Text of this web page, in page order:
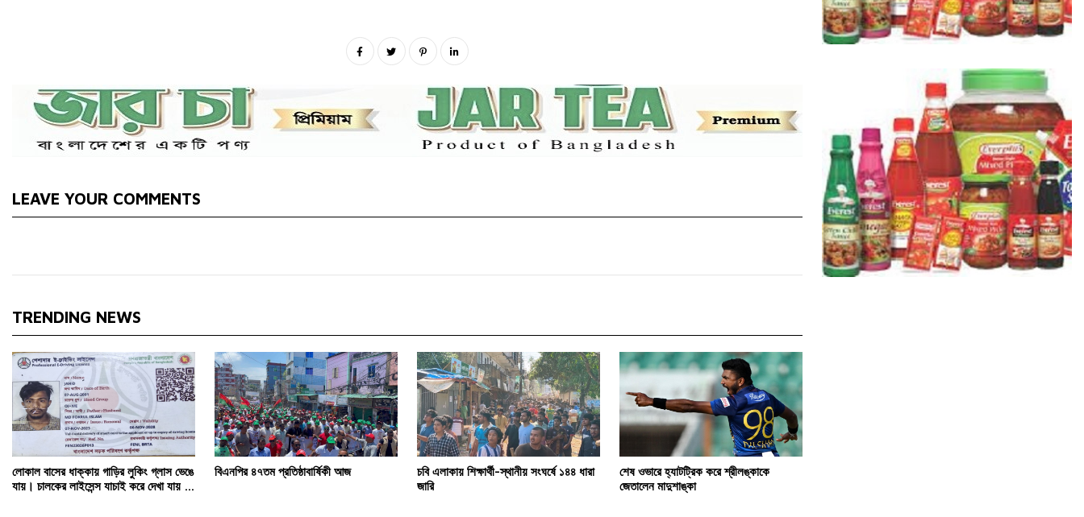
LEAVE YOUR COMMENTS
TRENDING NEWS
লোকাল বাসের ধাক্কায় গাড়ির লুকিং গ্লাস ভেঙে
যায়। চালকের লাইসেন্স যাচাই করে দেখা যায় তা
বিএনপির ৪৭তম প্রতিষ্ঠাবার্ষিকী আজ
চবি এলাকায় শিক্ষার্থী-স্থানীয় সংঘর্ষে ১৪৪ ধারা
জারি
শেষ ওভারে হ্যাটট্রিক করে শ্রীলঙ্কাকে
জেতালেন মাদুশাঙ্কা